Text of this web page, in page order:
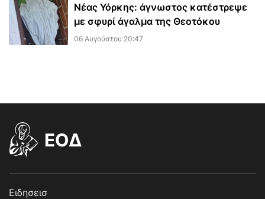
Νέας Υόρκης: άγνωστος κατέστρεψε
με σφυρί άγαλμα της Θεοτόκου
06 Αυγούστου 20:47
EOΔ
Ειδησεισ